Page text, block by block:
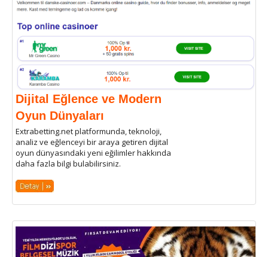
Dijital Eğlence ve Modern
Oyun Dünyaları
Extrabetting.net platformunda, teknoloji,
analiz ve eğlenceyi bir araya getiren dijital
oyun dünyasındaki yeni eğilimler hakkında
daha fazla bilgi bulabilirsiniz.